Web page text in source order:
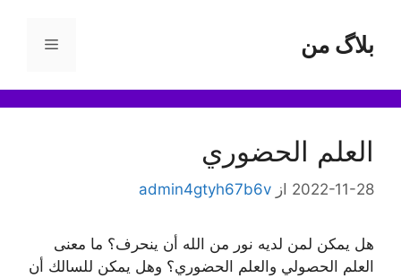
محتوابلاگ من فهرست
العلم الحضوري
2022-11-28 از admin4gtyh67b6v
هل يمكن لمن لديه نور من الله أن ينحرف؟ ما معنى
العلم الحصولي والعلم الحضوري؟ وهل يمكن للسالك أن